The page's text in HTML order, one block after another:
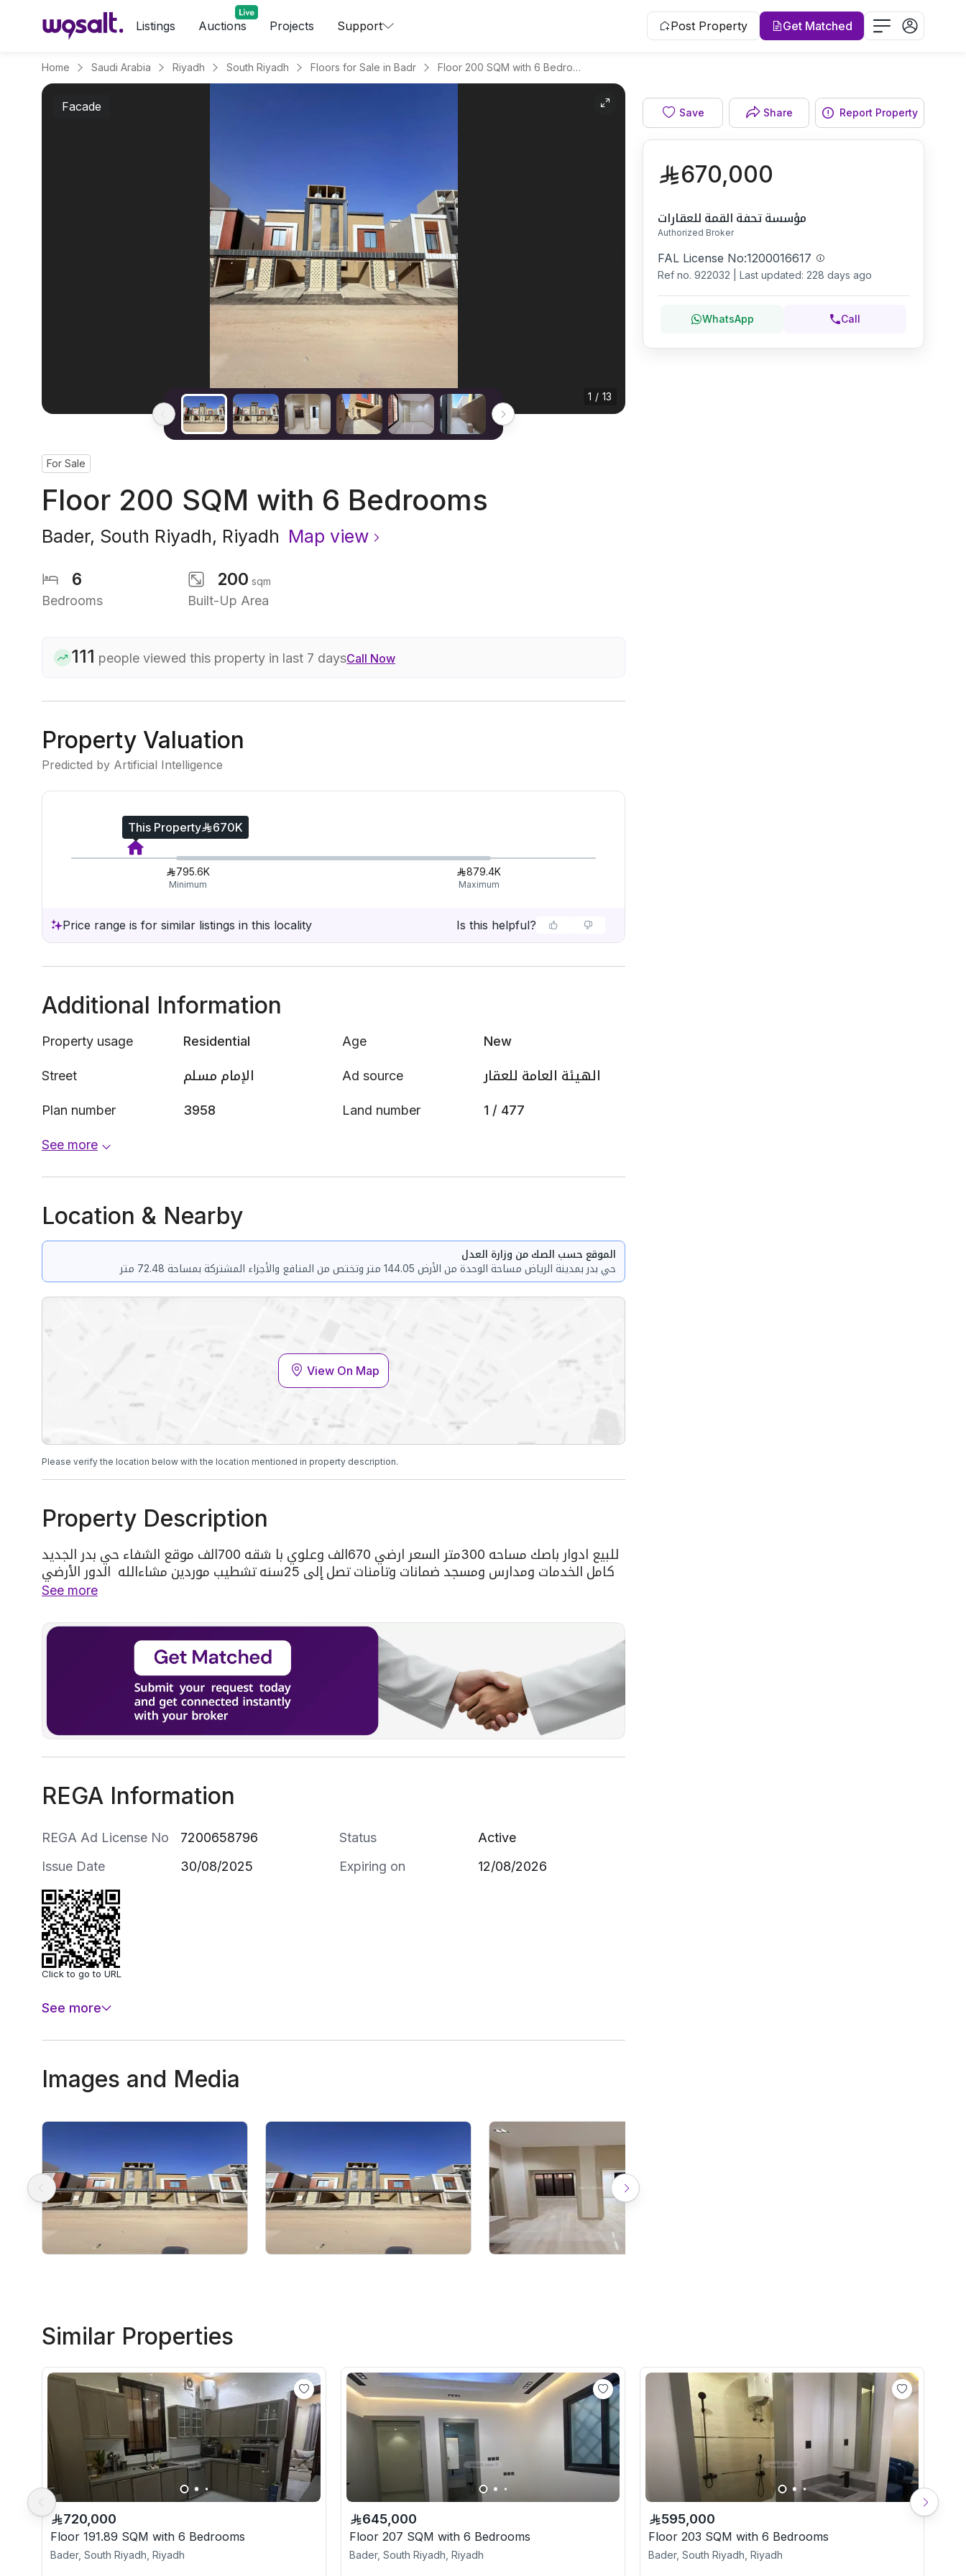
Listings Auctions Projects Support Post Property Get Matched
Home Saudi Arabia Riyadh South Riyadh Floors for Sale in Badr Floor 200 SQM with 6 Bedrooms
Facade Facade
1 / 13
For Sale
Floor 200 SQM with 6 Bedrooms
Bader, South Riyadh, Riyadh Map view
6
Bedrooms
200 sqm
Built-Up Area
111 people viewed this property in last 7 daysCall Now
Property Valuation
Predicted by Artificial Intelligence
This Property 670K
795.6K
Minimum
879.4K
Maximum
Price range is for similar listings in this locality Is this helpful?
Additional Information
Property usage Residential Age New
Street الإمام مسلم Ad source الهيئة العامة للعقار
Plan number 3958 Land number 1 / 477
See more
Location & Nearby
الموقع حسب الصك من وزارة العدل
حي بدر بمدينة الرياض مساحة الوحدة من الأرض 144.05 متر وتختص من المنافع والأجزاء المشتركة بمساحة 72.48 متر
View On Map
Please verify the location below with the location mentioned in property description.
Property Description
للبيع ادوار باصك مساحه 300متر السعر ارضي 670الف وعلوي با شقه 700الف موقع الشفاء حي بدر الجديد
كامل الخدمات ومدارس ومسجد ضمانات وتامنات تصل إلى 25سنه تشطيب موردين مشاءالله الدور الأرضي
يتكون من
مقلط صاله بمدخل للنساء
منهم غرف ماستر
See more
REGA Information
REGA Ad License No 7200658796 Status
Active
Issue Date
30/08/2025 Expiring on 12/08/2026
Click to go to URL
See more
Images and Media
Save Share Report Property
670,000
مؤسسة تحفة القمة للعقارات
Authorized Broker
FAL License No:1200016617
Ref no. 922032 Last updated: 228 days ago
WhatsApp Call
Similar Properties
720,000
Floor 191.89 SQM with 6 Bedrooms
Bader, South Riyadh, Riyadh
645,000
Floor 207 SQM with 6 Bedrooms
Bader, South Riyadh, Riyadh
595,000
Floor 203 SQM with 6 Bedrooms
Bader, South Riyadh, Riyadh